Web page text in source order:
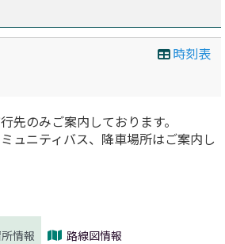
時刻表
先のみご案内しております。
ュニティバス、降車場所はご案内し
情報 路線図情報